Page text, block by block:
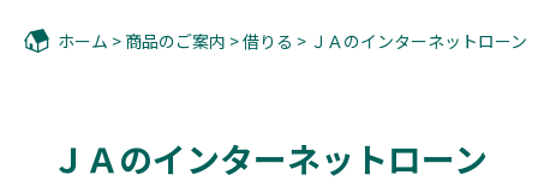
ホーム > 商品のご案内 >借りる > ＪＡのインターネットローン
ＪＡのインターネットローン